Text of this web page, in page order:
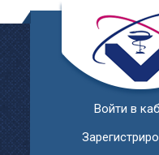
Войти в